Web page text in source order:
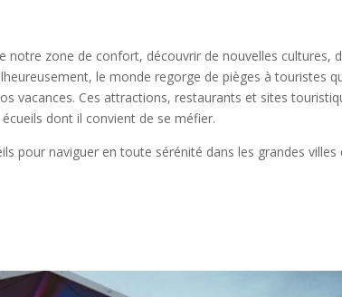
notre zone de confort, découvrir de nouvelles cultures,
le monde regorge de pièges à touristes
vacances. Ces attractions, restaurants et sites
dont il convient de se méfier.
pour naviguer en toute sérénité dans les grandes villes